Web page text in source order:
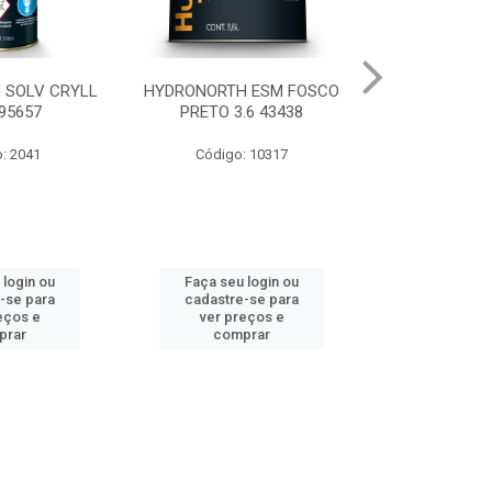
ESM FOSCO
43438
10317
login ou
se para
e
HYDRONORTH TELHADOS E
LAJES BRANCO 16KG 10536
Código: 10348
Faça seu login ou
cadastre-se para
ver preços e
comprar